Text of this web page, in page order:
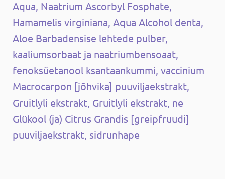
Aqua, Naatrium Ascorbyl Fosphate,
Hamamelis virginiana, Aqua Alcohol denta,
Aloe Barbadensise lehtede pulber,
kaaliumsorbaat ja naatriumbensoaat,
fenoksüetanool ksantaankummi, vaccinium
Macrocarpon [jõhvika] puuviljaekstrakt,
Gruitlyli ekstrakt, Gruitlyli ekstrakt, ne
Glükool (ja) Citrus Grandis [greipfruudi]
puuviljaekstrakt, sidrunhape